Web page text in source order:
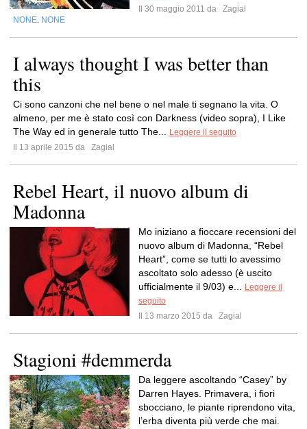
Il 30 maggio 2011 da
Zagial
NONE NONE
I always thought I was better than
this
Ci sono canzoni che nel bene o nel male ti segnano la vita. O
almeno, per me è stato così con Darkness (video sopra), I Like
The Way ed in generale tutto The...
Leggere il seguito
Il 13 aprile 2015 da
Zagial
Rebel Heart, il nuovo album di
Madonna
Mo iniziano a fioccare recensioni del
nuovo album di Madonna, “Rebel
Heart”, come se tutti lo avessimo
ascoltato solo adesso (è uscito
ufficialmente il 9/03) e...
Leggere il
seguito
Il 13 marzo 2015 da
Zagial
Stagioni #demmerda
Da leggere ascoltando “Casey” by
Darren Hayes. Primavera, i fiori
sbocciano, le piante riprendono vita,
l’erba diventa più verde che mai.